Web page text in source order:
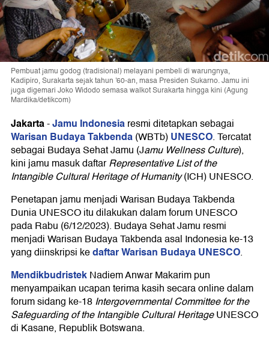
Pembuat jamu godog (tradisional) melayani pembeli di warungnya,
Kadipiro, Surakarta sejak tahun '60-an, masa Presiden Sukarno. Jamu ini
juga digemari Joko Widodo semasa walkot Surakarta hingga kini (Agung
Mardika/detikcom)
Jakarta-Jamu Indonesiaresmi ditetapkan sebagai
Warisan Budaya Takbenda(WBTb)UNESCO. Tercatat
sebagai Budaya Sehat Jamu (Jamu Wellness Culture),
kini jamu masuk daftarRepresentative List of the
Intangible Cultural Heritage of Humanity(ICH) UNESCO.
Penetapan jamu menjadi Warisan Budaya Takbenda
Dunia UNESCO itu dilakukan dalam forum UNESCO
pada Rabu (6/12/2023). Budaya Sehat Jamu resmi
menjadi Warisan Budaya Takbenda asal Indonesia ke-13
yang diinskripsi kedaftar Warisan Budaya UNESCO.
MendikbudristekNadiem Anwar Makarim pun
menyampaikan ucapan terima kasih secara online dalam
forum sidang ke-18Intergovernmental Committee for the
Safeguarding of the Intangible Cultural HeritageUNESCO
di Kasane, Republik Botswana.